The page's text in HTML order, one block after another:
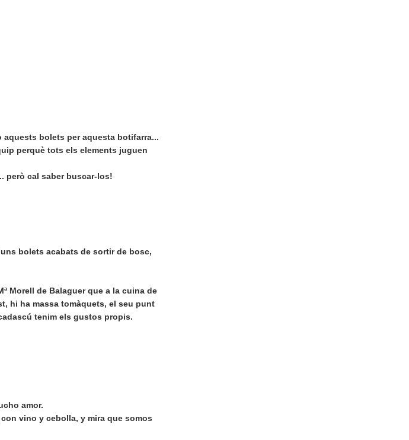
bolets per aquesta botifarra...
perquè tots els elements juguen
però cal saber buscar-los!
bolets acabats de sortir de bosc,
Morell de Balaguer que a la cuina de
hi ha massa tomàquets, el seu punt
tenim els gustos propis.
amor.
vino y cebolla, y mira que somos